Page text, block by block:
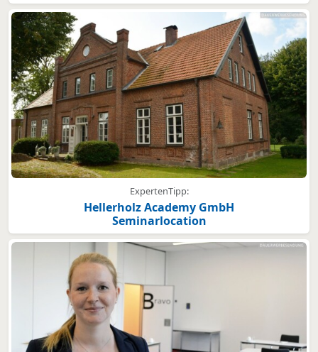
ExpertenTipp:
Hellerholz Academy GmbH
Seminarlocation